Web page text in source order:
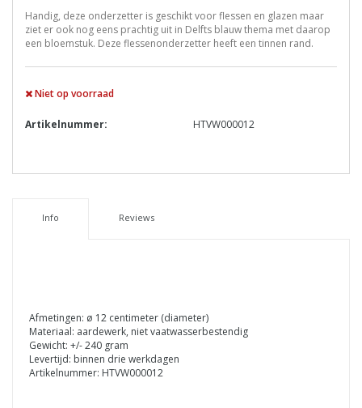
Handig, deze onderzetter is geschikt voor flessen en glazen maar
ziet er ook nog eens prachtig uit in Delfts blauw thema met daarop
een bloemstuk. Deze flessenonderzetter heeft een tinnen rand.
Niet op voorraad
Artikelnummer: HTVW000012
Info Reviews
Afmetingen: ø 12 centimeter (diameter)
Materiaal: aardewerk, niet vaatwasserbestendig
Gewicht: +/- 240 gram
Levertijd: binnen drie werkdagen
Artikelnummer: HTVW000012